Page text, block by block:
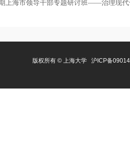
上海市领导干部专题研讨班——治理现
版权所有 © 上海大学 沪ICP备